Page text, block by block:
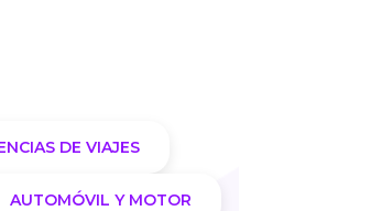
DE VIAJES
AUTOMÓVIL Y MOTOR